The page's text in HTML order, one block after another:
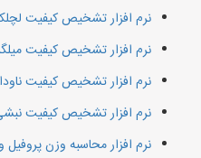
نرم افزار تشخیص کیفیت
نرم افزار تشخیص کیفیت
نرم افزار تشخیص کیفیت
نرم افزار تشخیص کیفیت
نرم افزار محاسبه وزن